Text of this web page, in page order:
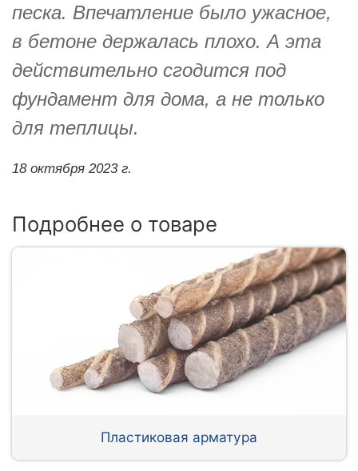
песка. Впечатление было ужасное,
в бетоне держалась плохо. А эта
действительно сгодится под
фундамент для дома, а не только
для теплицы.
18 октября 2023 г.
Подробнее о товаре
Пластиковая арматура